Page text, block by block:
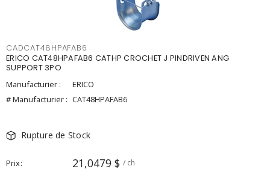
CADCAT48HPAFAB6
ERICO CAT48HPAFAB6 CATHP CROCHET J PINDRIVEN ANG
SUPPORT 3PO
Manufacturier :
ERICO
# Manufacturier : CAT48HPAFAB6
Rupture de Stock
Prix 21,0479 $ / ch